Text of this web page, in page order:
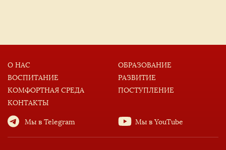
О НАС
ОБРАЗОВАНИЕ
ВОСПИТАНИЕ
РАЗВИТИЕ
КОМФОРТНАЯ СРЕДА
ПОСТУПЛЕНИЕ
КОНТАКТЫ
Мы в Telegram Мы в YouTube